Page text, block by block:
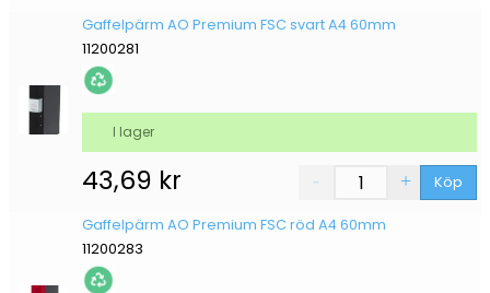
Gaffelpärm AO Premium FSC svart A4 60mm
11200281
43,69 kr Köp
I lager
Gaffelpärm AO Premium FSC röd A4 60mm
11200283